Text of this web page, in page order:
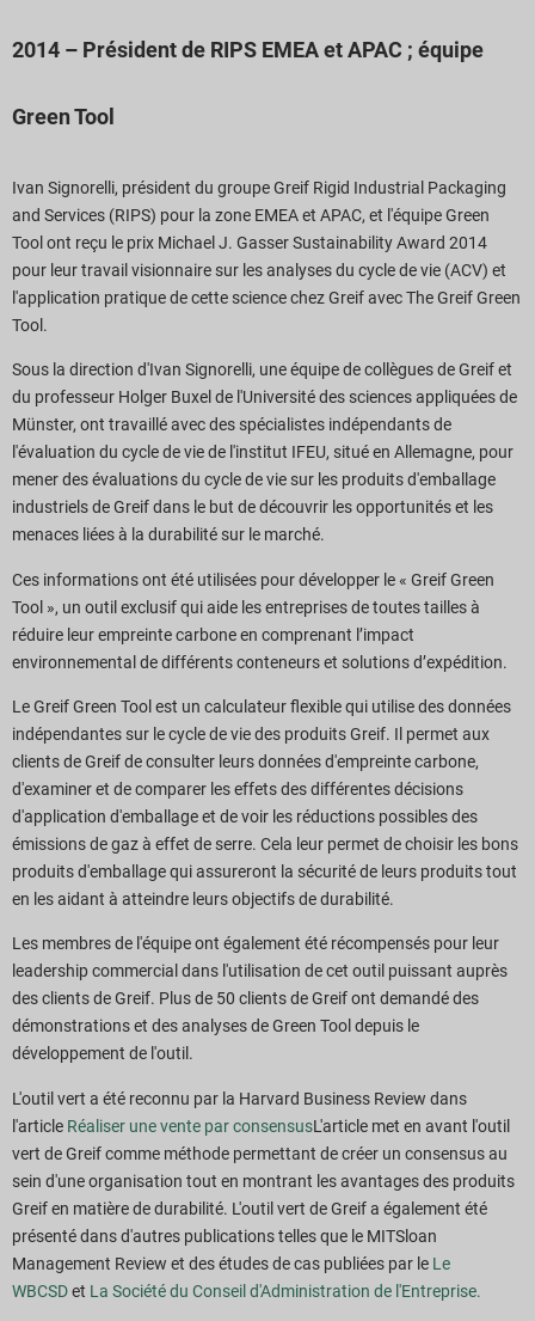
2014 – Président de RIPS EMEA et APAC ; équipe
Green Tool
Ivan Signorelli, président du groupe Greif Rigid Industrial Packaging
and Services (RIPS) pour la zone EMEA et APAC, et l'équipe Green
Tool ont reçu le prix Michael J. Gasser Sustainability Award 2014
pour leur travail visionnaire sur les analyses du cycle de vie (ACV) et
l'application pratique de cette science chez Greif avec The Greif Green
Tool.
Sous la direction d'Ivan Signorelli, une équipe de collègues de Greif et
du professeur Holger Buxel de l'Université des sciences appliquées de
Münster, ont travaillé avec des spécialistes indépendants de
l'évaluation du cycle de vie de l'institut IFEU, situé en Allemagne, pour
mener des évaluations du cycle de vie sur les produits d'emballage
industriels de Greif dans le but de découvrir les opportunités et les
menaces liées à la durabilité sur le marché.
Ces informations ont été utilisées pour développer le « Greif Green
Tool », un outil exclusif qui aide les entreprises de toutes tailles à
réduire leur empreinte carbone en comprenant l’impact
environnemental de différents conteneurs et solutions d’expédition.
Le Greif Green Tool est un calculateur flexible qui utilise des données
indépendantes sur le cycle de vie des produits Greif. Il permet aux
clients de Greif de consulter leurs données d'empreinte carbone,
d'examiner et de comparer les effets des différentes décisions
d'application d'emballage et de voir les réductions possibles des
émissions de gaz à effet de serre. Cela leur permet de choisir les bons
produits d'emballage qui assureront la sécurité de leurs produits tout
en les aidant à atteindre leurs objectifs de durabilité.
Les membres de l'équipe ont également été récompensés pour leur
leadership commercial dans l'utilisation de cet outil puissant auprès
des clients de Greif. Plus de 50 clients de Greif ont demandé des
démonstrations et des analyses de Green Tool depuis le
développement de l'outil.
L'outil vert a été reconnu par la Harvard Business Review dans
l'article Réaliser une vente par consensusL'article met en avant l'outil
vert de Greif comme méthode permettant de créer un consensus au
sein d'une organisation tout en montrant les avantages des produits
Greif en matière de durabilité. L'outil vert de Greif a également été
présenté dans d'autres publications telles que le MITSloan
Management Review et des études de cas publiées par le Le
WBCSDet La Société du Conseil d'Administration de l'Entreprise.